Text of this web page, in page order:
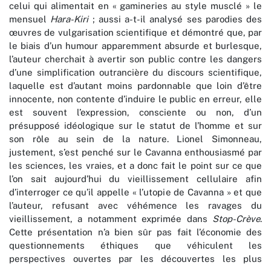
celui qui alimentait en « gamineries au style musclé » le
mensuel Hara-Kiri; aussi a-t-il analysé ses parodies des
œuvres de vulgarisation scientifique et démontré que, par
le biais d’un humour apparemment absurde et burlesque,
l’auteur cherchait à avertir son public contre les dangers
d’une simplification outrancière du discours scientifique,
laquelle est d’autant moins pardonnable que loin d’être
innocente, non contente d’induire le public en erreur, elle
est souvent l’expression, consciente ou non, d’un
présupposé idéologique sur le statut de l’homme et sur
son rôle au sein de la nature. Lionel Simonneau,
justement, s’est penché sur le Cavanna enthousiasmé par
les sciences, les vraies, et a donc fait le point sur ce que
l’on sait aujourd’hui du vieillissement cellulaire afin
d’interroger ce qu’il appelle « l’utopie de Cavanna » et que
l’auteur, refusant avec véhémence les ravages du
vieillissement, a notamment exprimée dans Stop-Crève.
Cette présentation n’a bien sûr pas fait l’économie des
questionnements éthiques que véhiculent les
perspectives ouvertes par les découvertes les plus